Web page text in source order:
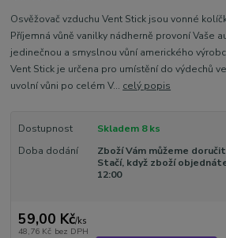
Osvěžovač vzduchu Vent Stick jsou vonné
Příjemná vůně vanilky nádherně provoní Vaše
jedinečnou a smyslnou vůní amerického
Vent Stick je určena pro umístění do výdechů
uvolní vůni po celém V... celý popis
Dostupnost
Skladem 8 ks
Doba dodání
Zboží Vám můžeme
Stačí, když zboží
12:00
59,00 Kč/ks
48,76 Kč bez DPH